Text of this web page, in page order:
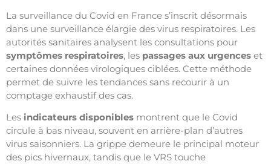
La surveillance du Covid en France s’inscrit désormais
dans une surveillance élargie des virus respiratoires. Les
autorités sanitaires analysent les consultations pour
symptômes respiratoires, les passages aux urgences et
certaines données virologiques ciblées. Cette méthode
permet de suivre les tendances sans recourir à un
comptage exhaustif des cas.
Les indicateurs disponibles montrent que le Covid
circule à bas niveau, souvent en arrière-plan d’autres
virus saisonniers. La grippe demeure le principal moteur
des pics hivernaux, tandis que le VRS touche